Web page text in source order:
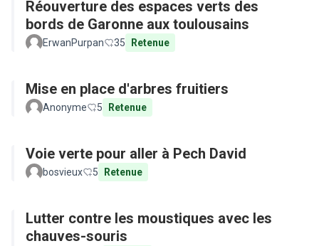
Réouverture des espaces verts des
bords de Garonne aux toulousains
ErwanPurpan 35 Retenue
Mise en place d'arbres fruitiers
Anonyme 5 Retenue
Voie verte pour aller à Pech David
bosvieux 5 Retenue
Lutter contre les moustiques avec les
chauves-souris